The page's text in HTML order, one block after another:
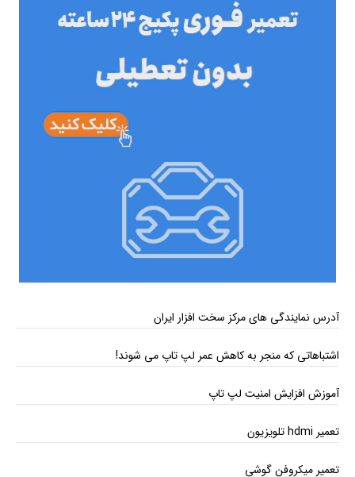
آدرس نمایندگی های مرکز سخت افزار ایران
اشتباهاتی که منجر به کاهش عمر لپ تاپ می ‌شوند!
آموزش افزایش امنیت لپ تاپ
تعمیر hdmi تلویزیون
تعمیر میکروفن گوشی